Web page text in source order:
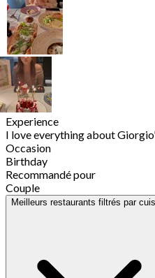
Experience
I love everything about
Occasion
Birthday
Recommandé pour
Couple
Meilleurs restaurants filtrés par